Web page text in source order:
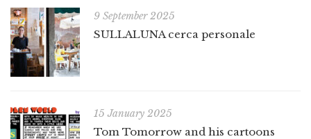
9 September 2025
SULLALUNA cerca personale
15 January 2025
Tom Tomorrow and his cartoons